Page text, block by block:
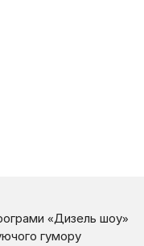
«Дизель шоу»
гумору